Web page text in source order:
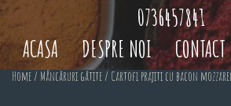
ACASA DESPRE NOI CONTACT
0736457841
Home / Mâncăruri gătite / Cartofi prajiti cu bacon